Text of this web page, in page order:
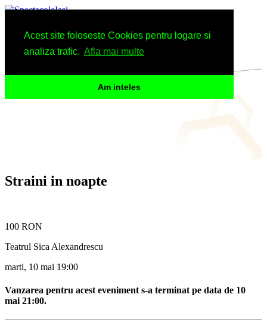
Acest site foloseste Cookies pentru logare si
analiza trafic. Afla mai multe
Am inteles
Spectacole
Arhiva
Informatii
Straini in noapte
100 RON
Teatrul Sica Alexandrescu
marti, 10 mai 19:00
Vanzarea pentru acest eveniment s-a terminat pe data de 10
mai 21:00.